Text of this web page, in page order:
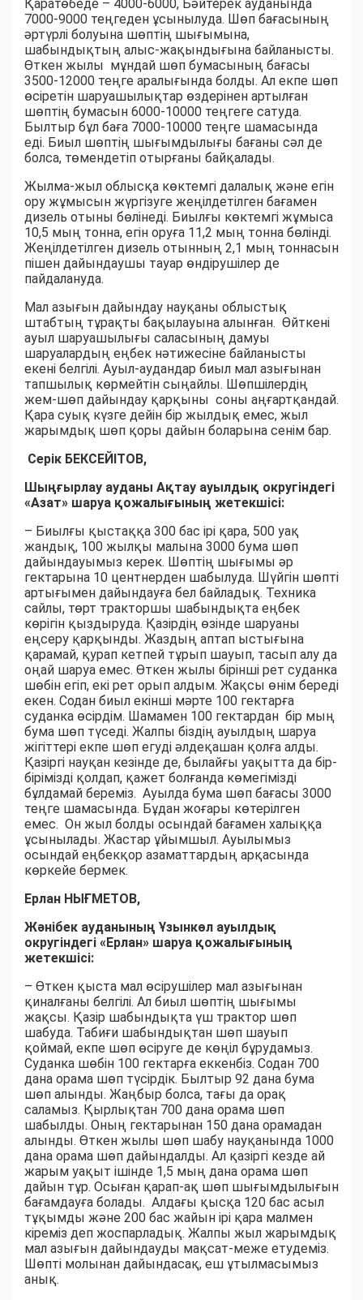
Қаратөбеде – 4000-6000, Бәйтерек ауданында
7000-9000 теңгеден ұсынылуда. Шөп бағасының
әртүрлі болуына шөптің шығымына,
шабындықтың алыс-жақындығына байланысты.
Өткен жылы мұндай шөп бумасының бағасы
3500-12000 теңге аралығында болды. Ал екпе шөп
өсіретін шаруашылықтар өздерінен артылған
шөптің бумасын 6000-10000 теңгеге сатуда.
Былтыр бұл баға 7000-10000 теңге шамасында
еді. Биыл шөптің шығымдылығы бағаны сәл де
болса, төмендетіп отырғаны байқалады.
Жылма-жыл облысқа көктемгі далалық және егін
ору жұмысын жүргізуге жеңілдетілген бағамен
дизель отыны бөлінеді. Биылғы көктемгі жұмыса
10,5 мың тонна, егін оруға 11,2 мың тонна бөлінді.
Жеңілдетілген дизель отынның 2,1 мың тоннасын
пішен дайындаушы тауар өндірушілер де
пайдалануда.
Мал азығын дайындау науқаны облыстық
штабтың тұрақты бақылауына алынған. Өйткені
ауыл шаруашылығы саласының дамуы
шаруалардың еңбек нәтижесіне байланысты
екені белгілі. Ауыл-аудандар биыл мал азығынан
тапшылық көрмейтін сыңайлы. Шөпшілердің
жем-шөп дайындау қарқыны соны аңғартқандай.
Қара суық күзге дейін бір жылдық емес, жыл
жарымдық шөп қоры дайын боларына сенім бар.
Серік БЕКСЕЙІТОВ,
Шыңғырлау ауданы Ақтау ауылдық округіндегі
«Азат» шаруа қожалығының жетекшісі:
– Биылғы қыстаққа 300 бас ірі қара, 500 уақ
жандық, 100 жылқы малына 3000 бума шөп
дайындауымыз керек. Шөптің шығымы әр
гектарына 10 центнерден шабылуда. Шүйгін шөпті
артығымен дайындауға бел байладық. Техника
сайлы, төрт тракторшы шабындықта еңбек
көрігін қыздыруда. Қазірдің өзінде шаруаны
еңсеру қарқынды. Жаздың аптап ыстығына
қарамай, қурап кетпей тұрып шауып, тасып алу да
оңай шаруа емес. Өткен жылы бірінші рет суданка
шөбін егіп, екі рет орып алдым. Жақсы өнім береді
екен. Содан биыл екінші мәрте 100 гектарға
суданка өсірдім. Шамамен 100 гектардан бір мың
бума шөп түседі. Жалпы біздің ауылдың шаруа
жігіттері екпе шөп егуді әлдеқашан қолға алды.
Қазіргі науқан кезінде де, былайғы уақытта да бір-
бірімізді қолдап, қажет болғанда көмегімізді
бұлдамай береміз. Ауылда бума шөп бағасы 3000
теңге шамасында. Бұдан жоғары көтерілген
емес. Он жыл болды осындай бағамен халыққа
ұсынылады. Жастар ұйымшыл. Ауылымыз
осындай еңбекқор азаматтардың арқасында
көркейе бермек.
Ерлан НЫҒМЕТОВ,
Жәнібек ауданының Ұзынкөл ауылдық
округіндегі «Ерлан» шаруа қожалығының
жетекшісі:
– Өткен қыста мал өсірушілер мал азығынан
қиналғаны белгілі. Ал биыл шөптің шығымы
жақсы. Қазір шабындықта үш трактор шөп
шабуда. Табиғи шабындықтан шөп шауып
қоймай, екпе шөп өсіруге де көңіл бұрудамыз.
Суданка шөбін 100 гектарға еккенбіз. Содан 700
дана орама шөп түсірдік. Былтыр 92 дана бума
шөп алынды. Жаңбыр болса, тағы да орақ
саламыз. Қырлықтан 700 дана орама шөп
шабылды. Оның гектарынан 150 дана орамадан
алынды. Өткен жылы шөп шабу науқанында 1000
дана орама шөп дайындалды. Ал қазіргі кезде ай
жарым уақыт ішінде 1,5 мың дана орама шөп
дайын тұр. Осыған қарап-ақ шөп шығымдылығын
бағамдауға болады. Алдағы қысқа 120 бас асыл
тұқымды және 200 бас жайын ірі қара малмен
кіреміз деп жоспарладық. Жалпы жыл жарымдық
мал азығын дайындауды мақсат-меже етудеміз.
Шөпті молынан дайындасақ, еш ұтылмасымыз
анық.